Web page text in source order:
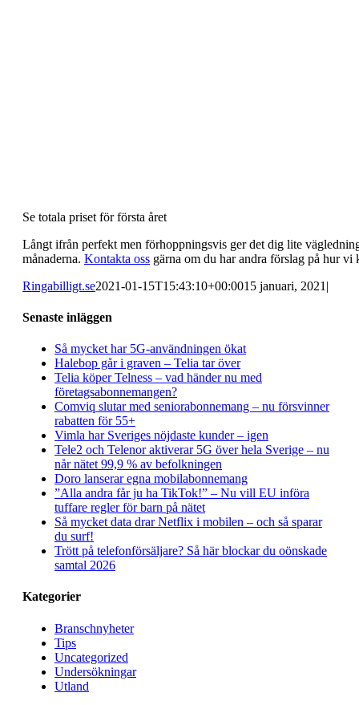
Se totala priset för första året
Långt ifrån perfekt men förhoppningsvis ger det dig lite
månaderna. Kontakta oss gärna om du har andra förslag på hur
Ringabilligt.se2021-01-15T15:43:10+00:0015 januari, 2021 |
Senaste inläggen
Så mycket har 5G-användningen ökat
Halebop går i graven – Telia tar över
Telia köper Telness – vad händer nu med
företagsabonnemangen?
Comviq slutar med seniorabonnemang – nu försvinner
rabatten för 55+
Vimla har Sveriges nöjdaste kunder – igen
Tele2 och Telenor aktiverar 5G över hela Sverige – nu
når nätet 99,9 % av befolkningen
Doro lanserar egna mobilabonnemang
”Alla andra får ju ha TikTok!” – Nu vill EU införa
tuffare regler för barn på nätet
Så mycket data drar Netflix i mobilen – och så sparar
du surf!
Trött på telefonförsäljare? Så här blockar du oönskade
samtal 2026
Kategorier
Branschnyheter
Tips
Uncategorized
Undersökningar
Utland